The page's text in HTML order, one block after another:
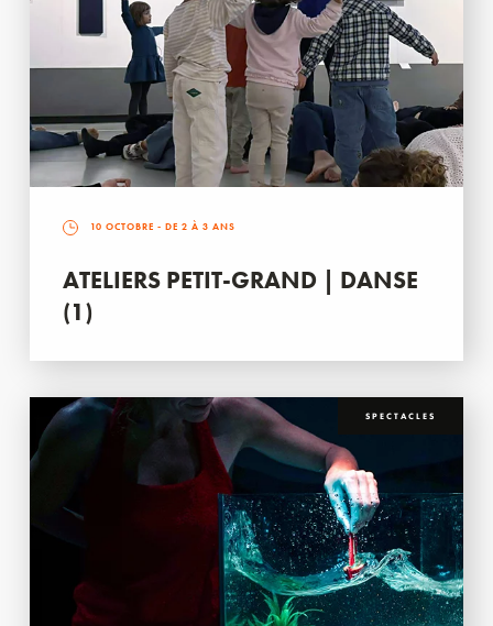
10 OCTOBRE - DE 2 À 3 ANS
ATELIERS PETIT-GRAND | DANSE
(1)
SPECTACLES